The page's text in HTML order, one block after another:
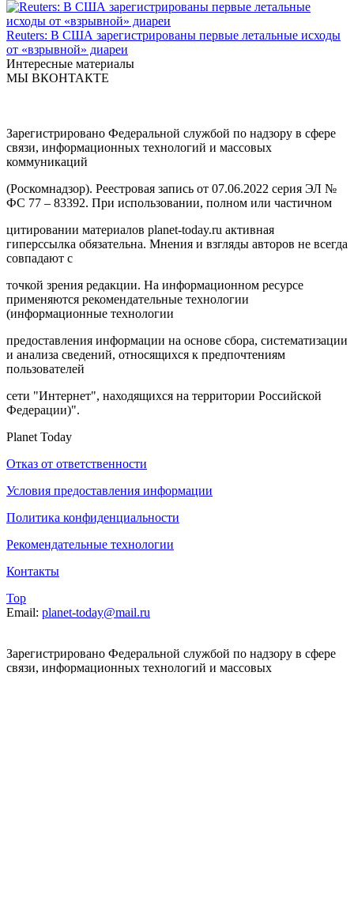
Reuters: В США зарегистрированы первые летальные исходы
от «взрывной» диареи
Интересные материалы
МЫ ВКОНТАКТЕ
Зарегистрировано Федеральной службой по надзору в сфере
связи, информационных технологий и массовых
коммуникаций
(Роскомнадзор). Реестровая запись от 07.06.2022 серия ЭЛ №
ФС 77 – 83392. При использовании, полном или частичном
цитировании материалов planet-today.ru активная
гиперссылка обязательна. Мнения и взгляды авторов не всегда
совпадают с
точкой зрения редакции. На информационном ресурсе
применяются рекомендательные технологии
(информационные технологии
предоставления информации на основе сбора, систематизации
и анализа сведений, относящихся к предпочтениям
пользователей
сети "Интернет", находящихся на территории Российской
Федерации)".
Planet Today
Отказ от ответственности
Условия предоставления информации
Политика конфиденциальности
Рекомендательные технологии
Контакты
Top
Email: planet-today@mail.ru
Зарегистрировано Федеральной службой по надзору в сфере
связи, информационных технологий и массовых